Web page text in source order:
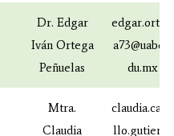
Dr. Edgar
Iván Ortega
Peñuelas
edgar.orteg
a73@uabc.e
du.mx
Mtra.
Claudia
claudia.carri
llo.gutierre